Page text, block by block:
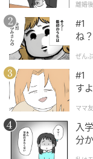
ウーマンエキサイト
離婚
#1
ね
ぜん
#1
す
ママ
入
分